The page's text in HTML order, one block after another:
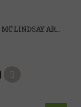
DẦU MASSAGE THẢI ĐỘC TỐ GIẢM MỠ LINDSAY AROMA D-TOX OIL BODY